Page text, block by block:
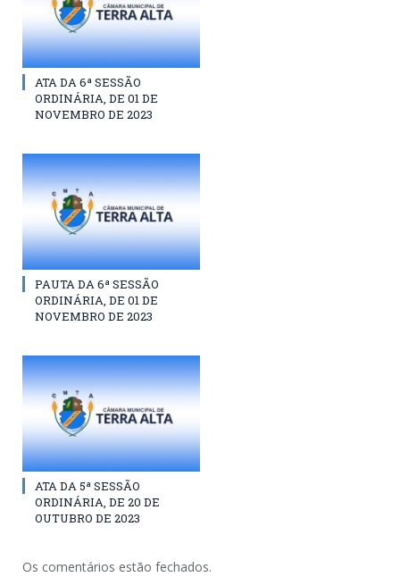
ATA DA 6ª SESSÃO
ORDINÁRIA, DE 01 DE
NOVEMBRO DE 2023
PAUTA DA 6ª SESSÃO
ORDINÁRIA, DE 01 DE
NOVEMBRO DE 2023
ATA DA 5ª SESSÃO
ORDINÁRIA, DE 20 DE
OUTUBRO DE 2023
Os comentários estão fechados.